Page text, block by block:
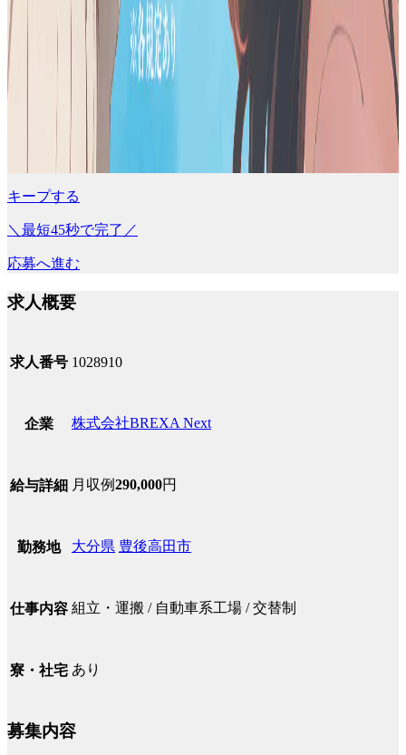
キープする
＼最短45秒で完了／
応募へ進む
求人概要
求人番号 1028910
企業 株式会社BREXA Next
給与詳細 月収例290,000円
勤務地 大分県 豊後高田市
仕事内容 組立・運搬 / 自動車系工場 / 交替制
寮・社宅 あり
募集内容